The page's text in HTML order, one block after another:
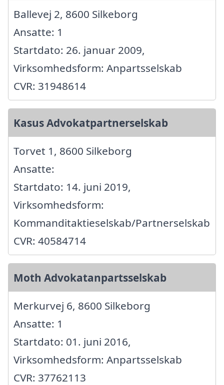
Ballevej 2, 8600 Silkeborg
Ansatte: 1
Startdato: 26. januar 2009,
Virksomhedsform: Anpartsselskab
CVR: 31948614
Kasus Advokatpartnerselskab
Torvet 1, 8600 Silkeborg
Ansatte:
Startdato: 14. juni 2019,
Virksomhedsform:
Kommanditaktieselskab/Partnerselskab
CVR: 40584714
Moth Advokatanpartsselskab
Merkurvej 6, 8600 Silkeborg
Ansatte: 1
Startdato: 01. juni 2016,
Virksomhedsform: Anpartsselskab
CVR: 37762113